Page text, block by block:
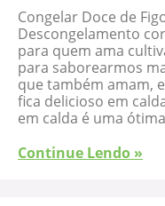
Congelar Doce de
Descongelamento
para quem ama
para saborearmos
que também amam,
fica delicioso em
em calda é uma
Continue Lendo »